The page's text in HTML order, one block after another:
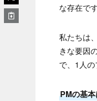
な存在で
私たちは
きな要因
で、1人
PMの基